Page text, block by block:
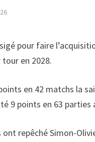
pour faire
en 2028.
en 42 matchs la
9 points en 63 parties
ont repêché Simon-